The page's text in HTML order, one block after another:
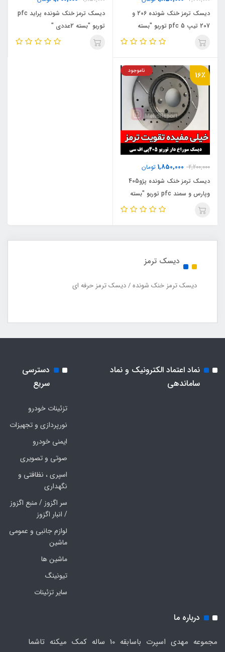
دیسک ترمز خنک شونده 206 و
207 تیپ 5 pfc توربو "بسته
دیسک ترمز خنک شونده پراید pfc
توربو "بسته 2عددی "
16٪
2,200,000
1,850,000 تومان
ناموجود
دیسک ترمز خنک شونده پژو405
وپارس و سمند pfc توربو "بسته
دیسک ترمز
دیسک ترمز خنک شونده / دیسک ترمز حرفه ای
نماد اعتماد الکترونیک و نماد
ساماندهی
دسترسی
سریع
تزئینات خودرو
نورپردازی و تجهیزات
ایمنی خودرو
صوتی و تصویری
اسپری ، نظافتی و
نگهداری
سر اگزوز / منبع اگزوز
/ انبار اگزوز
لوازم جانبی و عمومی
ماشین
ماشین ها
تیونینگ
سایر تزئینات
درباره ما
مجموعه مهدی اسپرت باسابقه 10 ساله کمک میکنه تاشما